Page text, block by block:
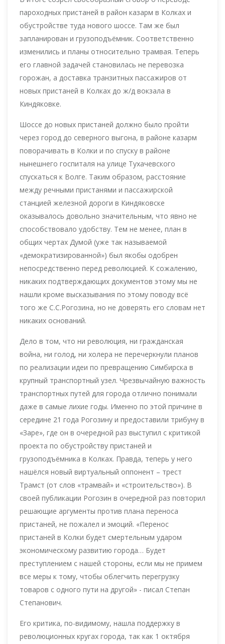
пароходных пристаней в район казарм в Колках и
обустройстве туда нового шоссе. Там же был
запланирован и грузоподъёмник. Соответственно
изменились и планы относительно трамвая. Теперь
его главной задачей становилась не перевозка
горожан, а доставка транзитных пассажиров от
новых пристаней в Колках до ж/д вокзала в
Киндяковке.
Шоссе до новых пристаней должно было пройти
через город до северного выгона, в районе казарм
поворачивать в Колки и по спуску в районе
нынешнего госпиталя на улице Тухачевского
спускаться к Волге. Таким образом, расстояние
между речными пристанями и пассажирской
станцией железной дороги в Киндяковске
оказывалось довольно значительным, что явно не
способствовало удобству. Тем не менее, план в
общих чертах Думой (уже так называемой
«демократизированной») был якобы одобрен
непосредственно перед революцией. К сожалению,
никаких подтверждающих документов этому мы не
нашли кроме высказывания по этому поводу всё
того же С.С.Рогозина, но не доверять его словам нет
никаких оснований.
Дело в том, что ни революция, ни гражданская
война, ни голод, ни холера не перечеркнули планов
по реализации идеи по превращению Симбирска в
крупный транспортный узел. Чрезвычайную важность
транспортных путей для города отлично понимали
даже в самые лихие годы. Именно по этой причине в
середине 21 года Рогозину и предоставили трибуну в
«Заре», где он в очередной раз выступил с критикой
проекта по обустройству пристаней и
грузоподъёмника в Колках. Правда, теперь у него
нашёлся новый виртуальный оппонент – трест
Трамст (от слов «трамвай» и «строительство»). В
своей публикации Рогозин в очередной раз повторил
решающие аргументы против плана переноса
пристаней, не пожалел и эмоций. «Перенос
пристаней в Колки будет смертельным ударом
экономическому развитию города… Будет
преступлением с нашей стороны, если мы не примем
все меры к тому, чтобы облегчить перегрузку
товаров с одного пути на другой» - писал Степан
Степанович.
Его критика, по-видимому, нашла поддержку в
революционных кругах города, так как 1 октября